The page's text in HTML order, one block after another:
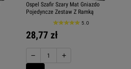
Ospel Szafir Szary Mat Gniazdo
Pojedyncze Zestaw Z Ramką
5.0
28,77 zł
− +